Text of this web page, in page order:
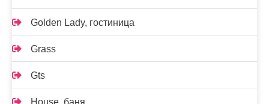
Golden Lady, гостиница
Grass
Gts